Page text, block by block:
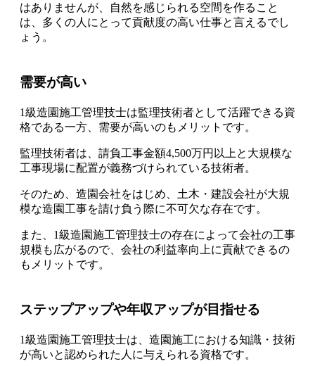
はありませんが、自然を感じられる空間を作ること
は、多くの人にとって貢献度の高い仕事と言えるでし
ょう。
需要が高い
1級造園施工管理技士は監理技術者として活躍できる資
格である一方、需要が高いのもメリット です。
監理技術者は、 請負工事金額4,500万円以上と大規模な
工事現場に配置が義務づけられている技術者。
そのため、造園会社をはじめ、土木・建設会社が大規
模な造園工事を請け負う際に不可欠な存在です。
また、1級造園施工管理技士の存在によって会社の工事
規模も広がるので、会社の利益率向上に貢献できるの
もメリットです。
ステップアップや年収アップが目指せる
1級造園施工管理技士は、造園施工における知識・技術
が高いと認められた人に与えられる資格です。